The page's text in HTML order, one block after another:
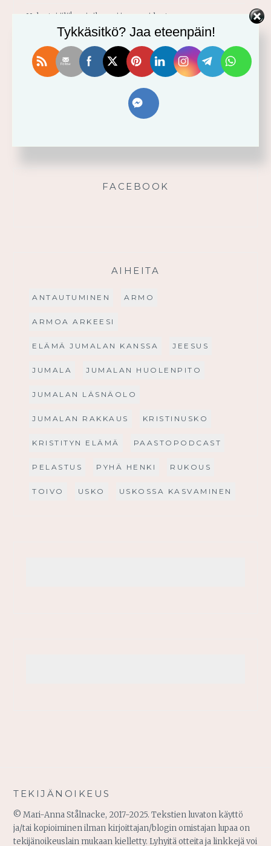
Usko tai älä! -minikurssi ja sen videot
Älä yritä omin voimin
FACEBOOK
AIHEITA
ANTAUTUMINEN ARMO
ARMOA ARKEESI
ELÄMÄ JUMALAN KANSSA JEESUS
JUMALA JUMALAN HUOLENPITO
JUMALAN LÄSNÄOLO
JUMALAN RAKKAUS KRISTINUSKO
KRISTITYN ELÄMÄ PAASTOPODCAST
PELASTUS PYHÄ HENKI RUKOUS
TOIVO USKO USKOSSA KASVAMINEN
TEKIJÄNOIKEUS
© Mari-Anna Stålnacke, 2017-2025. Tekstien luvaton käyttö
ja/tai kopioiminen ilman kirjoittajan/blogin omistajan lupaa on
tekijänoikeuslain mukaan kielletty. Lyhyitä otteita ja linkkejä voi
Tykkäsitkö? Jaa eteenpäin!